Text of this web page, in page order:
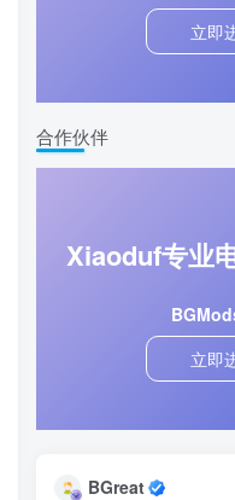
立即
合作伙伴
Xiaoduf专业
立即
BGreat